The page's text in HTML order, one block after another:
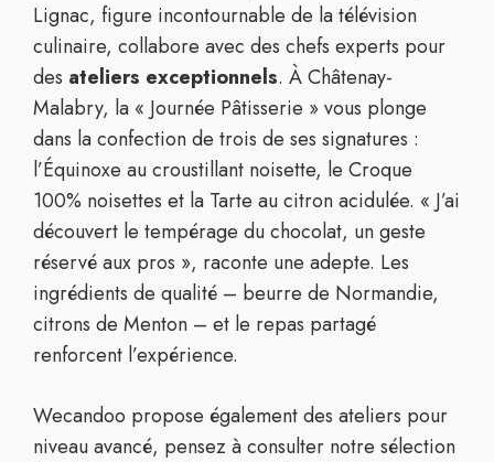
Lignac, figure incontournable de la télévision
culinaire, collabore avec des chefs experts pour
des ateliers exceptionnels. À Châtenay-
Malabry, la « Journée Pâtisserie » vous plonge
dans la confection de trois de ses signatures :
l’Équinoxe au croustillant noisette, le Croque
100% noisettes et la Tarte au citron acidulée. « J’ai
découvert le tempérage du chocolat, un geste
réservé aux pros », raconte une adepte. Les
ingrédients de qualité – beurre de Normandie,
citrons de Menton – et le repas partagé
renforcent l’expérience.
Wecandoo propose également des ateliers pour
niveau avancé, pensez à consulter notre sélection